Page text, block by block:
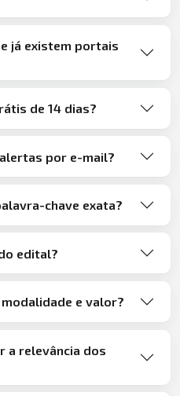
já existem portais
de 14 dias?
por e-mail?
chave exata?
edital?
e valor?
a relevância dos